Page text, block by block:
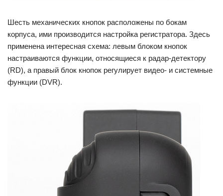
Шесть механических кнопок расположены по бокам
корпуса, ими производится настройка регистратора. Здесь
применена интересная схема: левым блоком кнопок
настраиваются функции, относящиеся к радар-детектору
(RD), а правый блок кнопок регулирует видео- и системные
функции (DVR).